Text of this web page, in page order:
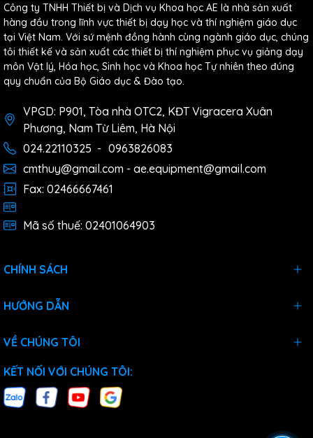
Công ty TNHH Thiết bị và Dịch vụ Khoa học AE là nhà sản xuất
hàng đầu trong lĩnh vực thiết bị dạy học và thí nghiệm giáo dục
tại Việt Nam. Với sứ mệnh đồng hành cùng ngành giáo dục, chúng
tôi thiết kế và sản xuất các thiết bị thí nghiệm phục vụ giảng dạy
môn Vật lý, Hóa học, Sinh học và Khoa học Tự nhiên theo đúng
quy chuẩn của Bộ Giáo dục & Đào tạo.
VPGD: P901, Tòa nhà OTC2, KĐT Vigracera Xuân
Phương, Nam Từ Liêm, Hà Nội
024.22110325 - 0963826083
cmthuy@gmail.com - ae.equipment@gmail.com
Fax: 02466667461
Mã số thuế: 02401064903
CHÍNH SÁCH
HƯỚNG DẪN
VỀ CHÚNG TÔI
KẾT NỐI VỚI CHÚNG TÔI: